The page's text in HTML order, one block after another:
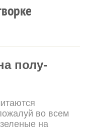
полу-
во всем
на